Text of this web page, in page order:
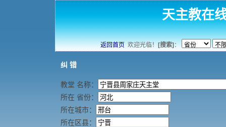
天主教在
返回首页欢迎光临！[搜索]：
纠 错
教堂 名称：
所在 省份：
所在城市：
所在区县：